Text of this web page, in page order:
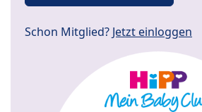
Schon Mitglied? Jetzt einloggen